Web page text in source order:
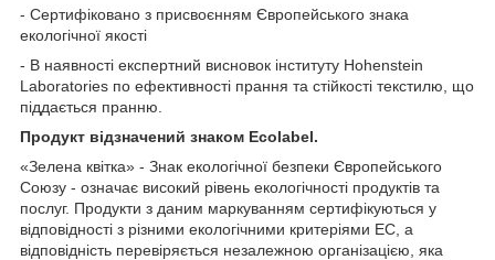
- Сертифіковано з присвоєнням Європейського знака
екологічної якості
- В наявності експертний висновок інституту Hohenstein
Laboratories по ефективності прання та стійкості текстилю, що
піддається пранню.
Продукт відзначений знаком Ecolabel.
«Зелена квітка» - Знак екологічної безпеки Європейського
Союзу - означає високий рівень екологічності продуктів та
послуг. Продукти з даним маркуванням сертифікуються у
відповідності з різними екологічними критеріями EC, а
відповідність перевіряється незалежною організацією, яка